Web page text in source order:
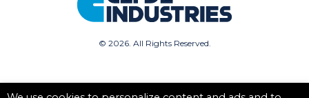
© 2026. All Rights Reserved.